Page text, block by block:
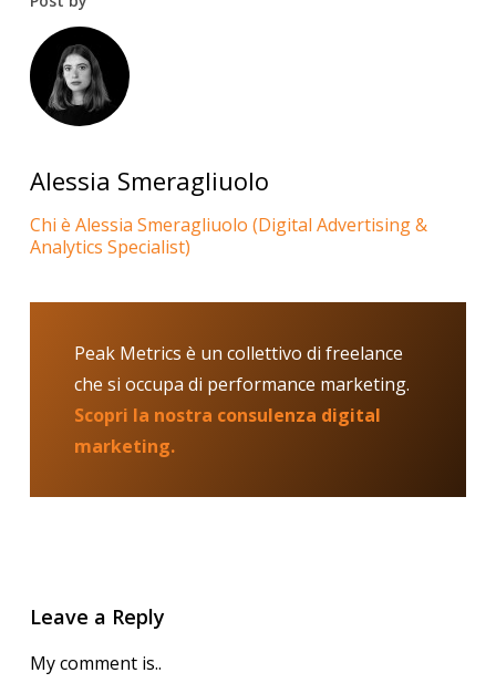
access_token={TOKEN}. Sarà necessario creare
una richiesta differente per ogni tipologia di
evento che vogliamo tracciare tramite il server
(una richiesta per il ViewContent una per il
Alessia Smeragliuolo
Chi è Alessia Smeragliuolo (Digital Advertising &
Analytics Specialist)
Peak Metrics è un collettivo di freelance
che si occupa di performance marketing.
Scopri la nostra consulenza digital
marketing.
Leave a Reply
My comment is..